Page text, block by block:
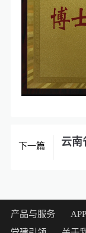
下一篇 云南
产品与服务